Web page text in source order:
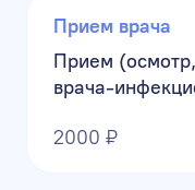
Прием врача
Прием
врача-
2000 ₽